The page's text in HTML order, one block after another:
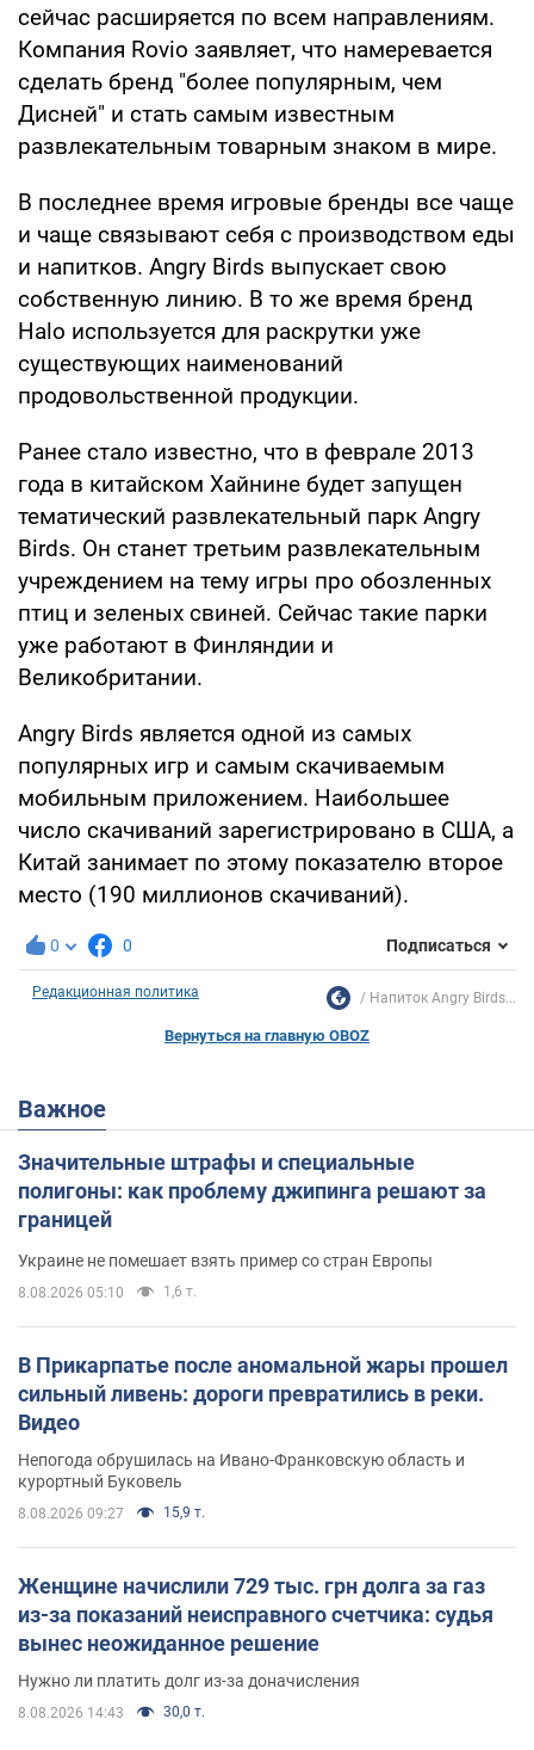
сейчас расширяется по всем направлениям.
Компания Rovio заявляет, что намеревается
сделать бренд "более популярным, чем
Дисней" и стать самым известным
развлекательным товарным знаком в мире.
B последнее время игровые бренды все чаще
и чаще связывают себя с производством еды
и напитков. Angry Birds выпускает свою
собственную линию. В то же время бренд
Halo используется для раскрутки уже
существующих наименований
продовольственной продукции.
Ранее стало известно, что в феврале 2013
года в китайском Хайнине будет запущен
тематический развлекательный парк Angry
Birds. Он станет третьим развлекательным
учреждением на тему игры про обозленных
птиц и зеленых свиней. Сейчас такие парки
уже работают в Финляндии и
Великобритании.
Angry Birds является одной из самых
популярных игр и самым скачиваемым
мобильным приложением. Наибольшее
число скачиваний зарегистрировано в США, а
Китай занимает по этому показателю второе
место (190 миллионов скачиваний).
0 0 Подписаться
Редакционная политика Напиток Angry Birds...
Вернуться на главную OBOZ
Важное
Значительные штрафы и специальные
полигоны: как проблему джипинга решают за
границей
Украине не помешает взять пример со стран Европы
8.08.2026 05:10 1,6 т.
В Прикарпатье после аномальной жары прошел
сильный ливень: дороги превратились в реки.
Видео
Непогода обрушилась на Ивано-Франковскую область и
курортный Буковель
8.08.2026 09:27 15,9 т.
Женщине начислили 729 тыс. грн долга за газ
из-за показаний неисправного счетчика: судья
вынес неожиданное решение
Нужно ли платить долг из-за доначисления
8.08.2026 14:43 30,0 т.